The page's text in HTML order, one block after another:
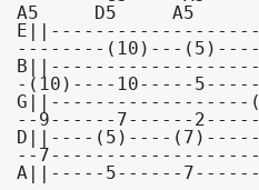
A5     D5     A5
--------(10)---
-(10)----10-----
G||------------------
--9------7------
D||----(5)----
--
A||-----5------